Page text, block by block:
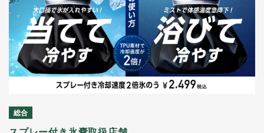
総合